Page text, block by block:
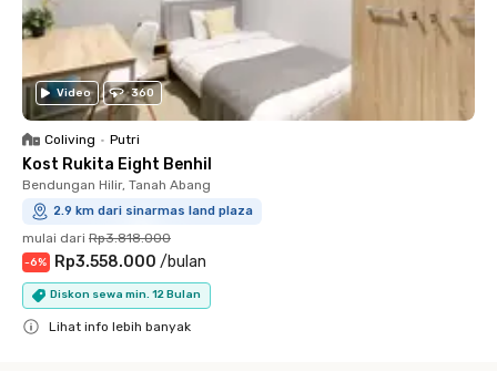
Video 360
Coliving • Putri
Kost Rukita Eight Benhil
Bendungan Hilir, Tanah Abang
2.9 km dari sinarmas land plaza
mulai dari Rp3.818.000
-6% Rp3.558.000 /bulan
Diskon sewa min. 12 Bulan
Lihat info lebih banyak